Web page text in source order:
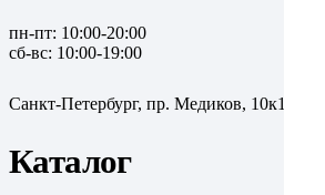
пн-пт: 10:00-20:00
сб-вс: 10:00-19:00
Санкт-Петербург, пр. Медиков, 10к1
Каталог